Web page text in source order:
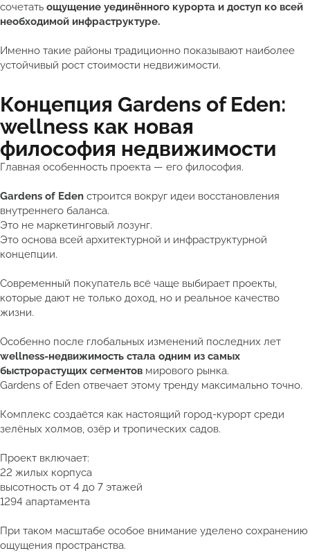
сочетать ощущение уединённого курорта и доступ ко всей
необходимой инфраструктуре.
Именно такие районы традиционно показывают наиболее
устойчивый рост стоимости недвижимости.
Концепция Gardens of Eden:
wellness как новая
философия недвижимости
Главная особенность проекта — его философия.
Gardens of Eden строится вокруг идеи восстановления
внутреннего баланса.
Это не маркетинговый лозунг.
Это основа всей архитектурной и инфраструктурной
концепции.
Современный покупатель всё чаще выбирает проекты,
которые дают не только доход, но и реальное качество
жизни.
Особенно после глобальных изменений последних лет
wellness-недвижимость стала одним из самых
быстрорастущих сегментов мирового рынка.
Gardens of Eden отвечает этому тренду максимально точно.
Комплекс создаётся как настоящий город-курорт среди
зелёных холмов, озёр и тропических садов.
Проект включает:
22 жилых корпуса
высотность от 4 до 7 этажей
1294 апартамента
При таком масштабе особое внимание уделено сохранению
ощущения пространства.